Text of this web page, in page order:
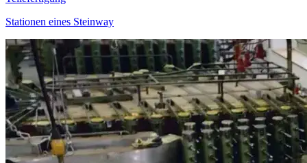
Stationen eines Steinway